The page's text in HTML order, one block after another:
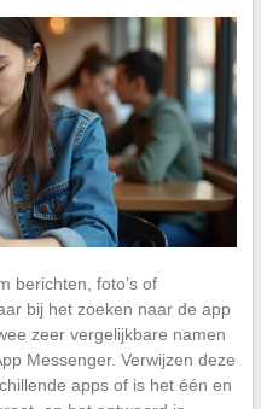
berichten, foto’s of
bij het zoeken naar de app
zeer vergelijkbare namen
Messenger. Verwijzen deze
apps of is het één en